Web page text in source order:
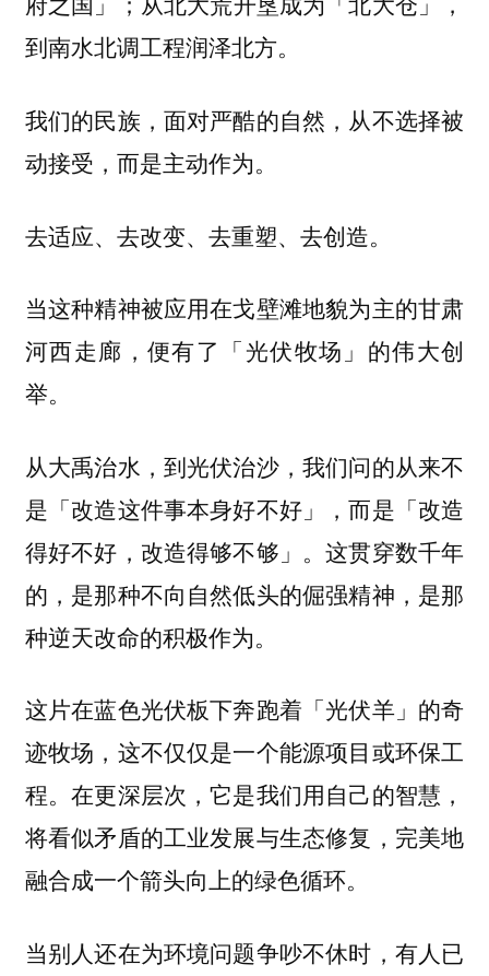
到南水北调工程润泽北方。
我们的民族，面对严酷的自然，从不选择被
动接受，而是主动作为。
去适应、去改变、去重塑、去创造。
当这种精神被应用在戈壁滩地貌为主的甘肃
河西走廊，便有了「光伏牧场」的伟大创
举。
从大禹治水，到光伏治沙，我们问的从来不
是「改造这件事本身好不好」，而是「改造
得好不好，改造得够不够」。这贯穿数千年
的，是那种不向自然低头的倔强精神，是那
种逆天改命的积极作为。
这片在蓝色光伏板下奔跑着「光伏羊」的奇
迹牧场，这不仅仅是一个能源项目或环保工
程。在更深层次，它是我们用自己的智慧，
将看似矛盾的工业发展与生态修复，完美地
融合成一个箭头向上的绿色循环。
当别人还在为环境问题争吵不休时，有人已